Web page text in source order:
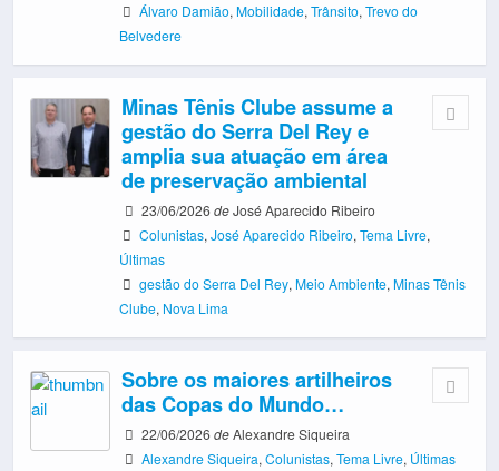
Álvaro Damião, Mobilidade,Trânsito,Trevo do
Belvedere
Minas Tênis Clube assume a
gestão do Serra Del Rey e
amplia sua atuação em área
de preservação ambiental
23/06/2026deJosé Aparecido Ribeiro
Colunistas,José Aparecido Ribeiro,Tema Livre,
Últimas
gestão do Serra Del Rey, Meio Ambiente, Minas Tênis
Clube, Nova Lima
Sobre os maiores artilheiros
das Copas do Mundo…
22/06/2026deAlexandre Siqueira
Alexandre Siqueira,Colunistas,Tema Livre, Últimas